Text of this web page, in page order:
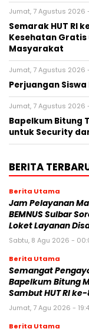
Jumat, 7 Agustus 2026
Semarak HUT RI
Kesehatan
Masyarakat
Jumat, 7 Agustus 2026 -
Perjuangan
Jumat, 7 Agustus 2026
Bapelkum Bitung
untuk Security
BERITA
Berita Utama
Jam Pelayanan
BEMNUS Sulbar
Loket Layanan
Sabtu, 8 Agu 2026 -
Berita Utama
Semangat
Bapelkum Bitung
Sambut HUT RI ke-
Jumat, 7 Agu 2026 -
Berita Utama